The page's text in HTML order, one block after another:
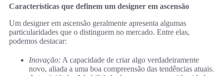
Características que definem um designer em ascensão
Um designer em ascensão geralmente apresenta algumas
particularidades que o distinguem no mercado. Entre elas,
podemos destacar:
Inovação: A capacidade de criar algo verdadeiramente
novo, aliada a uma boa compreensão das tendências atuais.